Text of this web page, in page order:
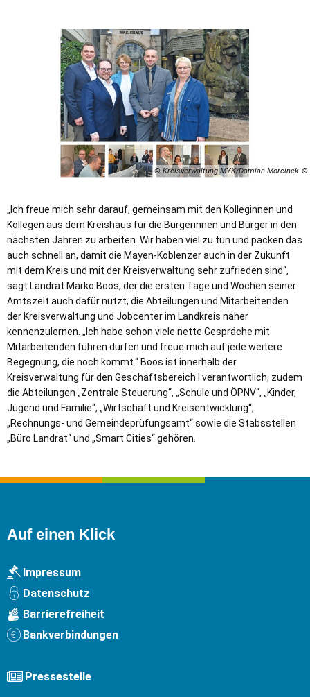
© Kreisverwaltung MYK/Damian Morcinek
„Ich freue mich sehr darauf, gemeinsam mit den Kolleginnen und
Kollegen aus dem Kreishaus für die Bürgerinnen und Bürger in den
nächsten Jahren zu arbeiten. Wir haben viel zu tun und packen das
auch schnell an, damit die Mayen-Koblenzer auch in der Zukunft
mit dem Kreis und mit der Kreisverwaltung sehr zufrieden sind“,
sagt Landrat Marko Boos, der die ersten Tage und Wochen seiner
Amtszeit auch dafür nutzt, die Abteilungen und Mitarbeitenden
der Kreisverwaltung und Jobcenter im Landkreis näher
kennenzulernen. „Ich habe schon viele nette Gespräche mit
Mitarbeitenden führen dürfen und freue mich auf jede weitere
Begegnung, die noch kommt.“ Boos ist innerhalb der
Kreisverwaltung für den Geschäftsbereich I verantwortlich, zudem
die Abteilungen „Zentrale Steuerung“, „Schule und ÖPNV“, „Kinder,
Jugend und Familie“, „Wirtschaft und Kreisentwicklung“,
„Rechnungs- und Gemeindeprüfungsamt“ sowie die Stabsstellen
„Büro Landrat“ und „Smart Cities“ gehören.
Auf einen Klick
Impressum
Datenschutz
Barrierefreiheit
Bankverbindungen
Pressestelle